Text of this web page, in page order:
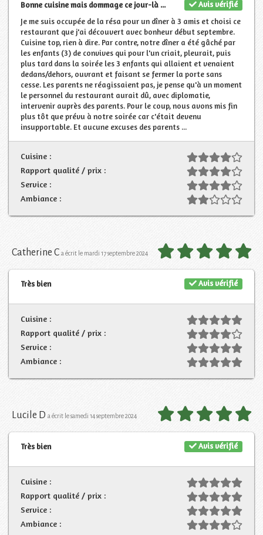
Avis vérifié
Bonne cuisine mais dommage ce jour-là ...
Je me suis occupée de la résa pour un dîner à 3 amis et choisi ce
restaurant que j'ai découvert avec bonheur début septembre.
Cuisine top, rien à dire. Par contre, notre dîner a été gâché par
les enfants (3) de convives qui pour l'un criait, pleurait, puis
plus tard dans la soirée les 3 enfants qui allaient et venaient
dedans/dehors, ouvrant et faisant se fermer la porte sans
cesse. Les parents ne réagissaient pas, je pense qu'à un moment
le personnel du restaurant aurait dû, avec diplomatie,
intervenir auprès des parents. Pour le coup, nous avons mis fin
plus tôt que prévu à notre soirée car c'était devenu
insupportable. Et aucune excuses des parents ...
Cuisine :
Rapport qualité / prix :
Service :
Ambiance :
Catherine C a écrit le mardi 17 septembre 2024
Avis vérifié
Très bien
Cuisine :
Rapport qualité / prix :
Service :
Ambiance :
Lucile D a écrit le samedi 14 septembre 2024
Avis vérifié
Très bien
Cuisine :
Rapport qualité / prix :
Service :
Ambiance :